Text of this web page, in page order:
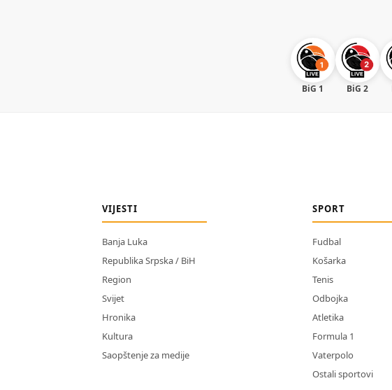
BiG 1 BiG 2
VIJESTI
Banja Luka
Republika Srpska / BiH
Region
Svijet
Hronika
Kultura
Saopštenje za medije
SPORT
Fudbal
Košarka
Tenis
Odbojka
Atletika
Formula 1
Vaterpolo
Ostali sportovi